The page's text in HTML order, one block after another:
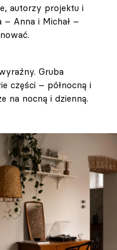
autorzy projektu i
Anna i Michał –
Gruba
części – północną i
na nocną i dzienną.